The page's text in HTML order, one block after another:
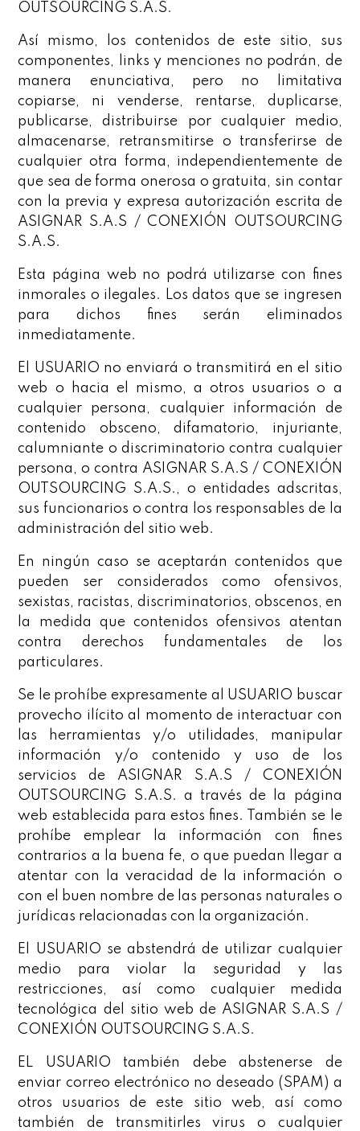
OUTSOURCING S.A.S.
Así mismo, los contenidos de este sitio, sus
componentes, links y menciones no podrán, de
manera enunciativa, pero no limitativa
copiarse, ni venderse, rentarse, duplicarse,
publicarse, distribuirse por cualquier medio,
almacenarse, retransmitirse o transferirse de
cualquier otra forma, independientemente de
que sea de forma onerosa o gratuita, sin contar
con la previa y expresa autorización escrita de
ASIGNAR S.A.S / CONEXIÓN OUTSOURCING
S.A.S.
Esta página web no podrá utilizarse con fines
inmorales o ilegales. Los datos que se ingresen
para dichos fines serán eliminados
inmediatamente.
El USUARIO no enviará o transmitirá en el sitio
web o hacia el mismo, a otros usuarios o a
cualquier persona, cualquier información de
contenido obsceno, difamatorio, injuriante,
calumniante o discriminatorio contra cualquier
persona, o contra ASIGNAR S.A.S / CONEXIÓN
OUTSOURCING S.A.S., o entidades adscritas,
sus funcionarios o contra los responsables de la
administración del sitio web.
En ningún caso se aceptarán contenidos que
pueden ser considerados como ofensivos,
sexistas, racistas, discriminatorios, obscenos, en
la medida que contenidos ofensivos atentan
contra derechos fundamentales de los
particulares.
Se le prohíbe expresamente al USUARIO buscar
provecho ilícito al momento de interactuar con
las herramientas y/o utilidades, manipular
información y/o contenido y uso de los
servicios de ASIGNAR S.A.S / CONEXIÓN
OUTSOURCING S.A.S. a través de la página
web establecida para estos fines. También se le
prohíbe emplear la información con fines
contrarios a la buena fe, o que puedan llegar a
atentar con la veracidad de la información o
con el buen nombre de las personas naturales o
jurídicas relacionadas con la organización.
El USUARIO se abstendrá de utilizar cualquier
medio para violar la seguridad y las
restricciones, así como cualquier medida
tecnológica del sitio web de ASIGNAR S.A.S /
CONEXIÓN OUTSOURCING S.A.S.
EL USUARIO también debe abstenerse de
enviar correo electrónico no deseado (SPAM) a
otros usuarios de este sitio web, así como
también de transmitirles virus o cualquier